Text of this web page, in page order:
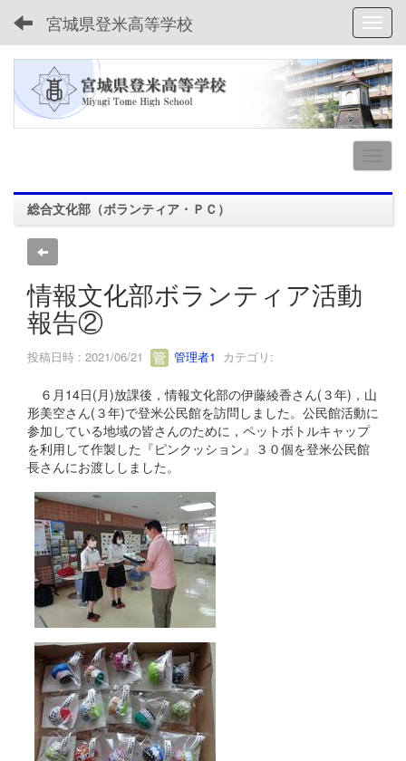
宮城県登米高等学校
総合文化部（ボランティア・ＰＣ）
情報文化部ボランティア活動
報告②
投稿日時 : 2021/06/21 管理者1 カテゴリ:
６月14日(月)放課後，情報文化部の伊藤綾香さん(３年)，山
形美空さん(３年)で登米公民館を訪問しました。公民館活動に
参加している地域の皆さんのために，ペットボトルキャップ
を利用して作製した『ピンクッション』３０個を登米公民館
長さんにお渡ししました。